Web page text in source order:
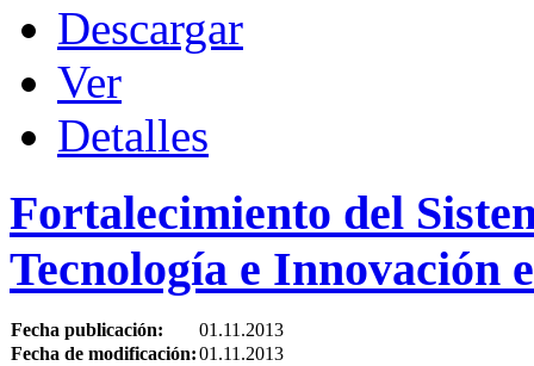
Descargar
Ver
Detalles
Fortalecimiento del
Tecnología e Innovación
Fecha publicación:
01.11.2013
Fecha de modificación:01.11.2013